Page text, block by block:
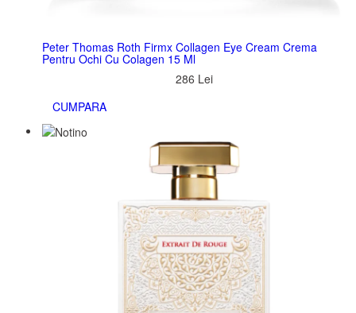
Peter Thomas Roth Firmx Collagen Eye Cream Crema
Pentru Ochi Cu Colagen 15 Ml
286 Lei
CUMPARA